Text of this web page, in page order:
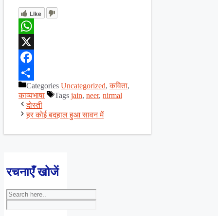
Like
WhatsApp
X
Facebook
ShareCategories Uncategorized,कविता,
काव्यभाषा
Tags jain, neer, nirmal
दोस्ती
हर कोई बदहाल हुआ सावन में
रचनाएँ खोजें